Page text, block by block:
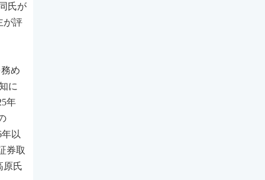
氏が
が評
め
に
年
以
券取
原氏